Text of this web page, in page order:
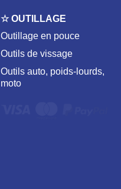
☆ OUTILLAGE
Outillage en pouce
Outils de vissage
Outils auto, poids-lourds,
moto